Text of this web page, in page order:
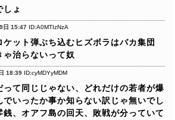
しょ
日 15:47 ID:A0MTIzNzA
ケット弾ぶち込むヒズボラはバカ集団
ゃ治らないって奴
18:39 ID:cyMDYyMDM
って同じじゃない、どれだけの若者が爆
でいったか事か知らない訳じゃ無いでし
銭、オアフ島の回天、敗戦が分っていて